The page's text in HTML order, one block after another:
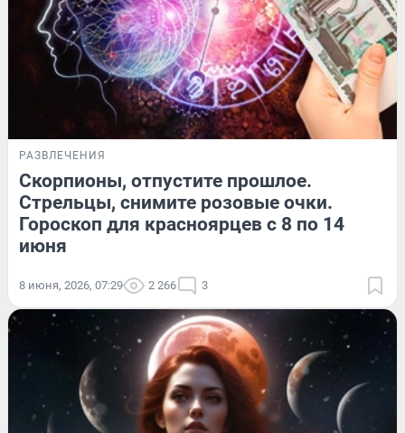
РАЗВЛЕЧЕНИЯ
Скорпионы, отпустите прошлое.
Стрельцы, снимите розовые очки.
Гороскоп для красноярцев с 8 по 14
июня
8 июня, 2026, 07:29 2 266 3